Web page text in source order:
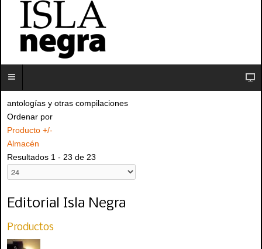
antologías y otras compilaciones
Ordenar por
Producto +/-
Almacén
Resultados 1 - 23 de 23
Editorial Isla Negra
Productos